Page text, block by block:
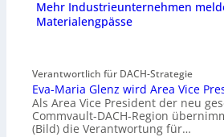
Mehr Industrieunternehmen
Materialengpässe
Verantwortlich für DACH-Strategie
Eva-Maria Glenz wird Area Vice
Als Area Vice President der neu
Commvault-DACH-Region
(Bild) die Verantwortung für…